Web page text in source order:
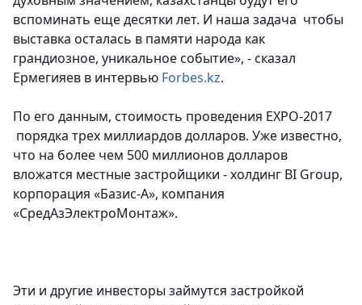
вспоминать еще десятки лет. И наша задача чтобы
выставка осталась в памяти народа как
грандиозное, уникальное событие», - сказал
Ермегияев в интервью Forbes.kz.
По его данным, стоимость проведения EXPO-2017
порядка трех миллиардов долларов. Уже известно,
что на более чем 500 миллионов долларов
вложатся местные застройщики - холдинг BI Group,
корпорация «Базис-А», компания
«СредАзЭлектроМонтаж».
Эти и другие инвесторы займутся застройкой